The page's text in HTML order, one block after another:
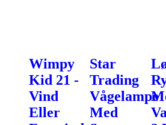
Wimpy
Kid 21 -
Vind
Eller
Star
Trading
Vågelampe
Med